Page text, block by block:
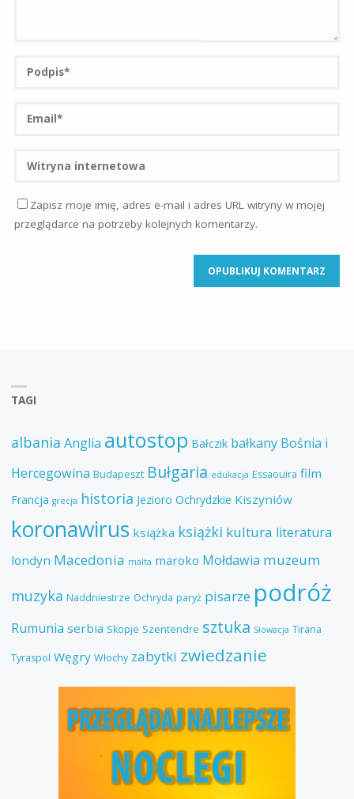
Zapisz moje imię, adres e-mail i adres URL witryny w mojej
przeglądarce na potrzeby kolejnych komentarzy.
TAGI
albania Anglia autostop Bałczik bałkany Bośnia i
Hercegowina Budapeszt Bułgaria edukacja Essaouira film
Francja grecja historia Jezioro Ochrydzkie Kiszyniów
koronawirus książka książki kultura literatura
londyn Macedonia malta maroko Mołdawia muzeum
muzyka Naddniestrze Ochryda paryż pisarze podróż
Rumunia serbia Skopje Szentendre sztuka Słowacja Tirana
Tyraspol Węgry Włochy zabytki zwiedzanie